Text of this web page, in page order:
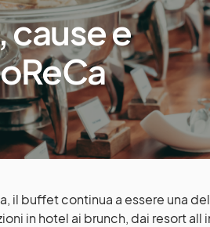
e
il buffet continua a essere una
in hotel ai brunch, dai resort all